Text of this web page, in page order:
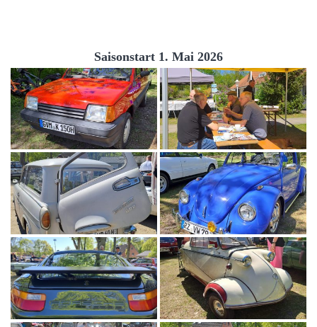
Saisonstart 1. Mai 2026